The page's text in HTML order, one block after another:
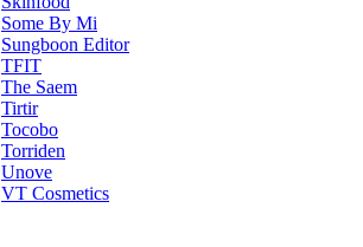
Some By Mi
Sungboon Editor
TFIT
The Saem
Tirtir
Tocobo
Torriden
Unove
VT Cosmetics